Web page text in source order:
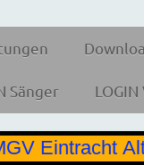
Sänger
Eintracht